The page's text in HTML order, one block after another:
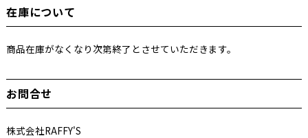
在庫について
商品在庫がなくなり次第終了とさせていただきます。
お問合せ
株式会社RAFFY'S